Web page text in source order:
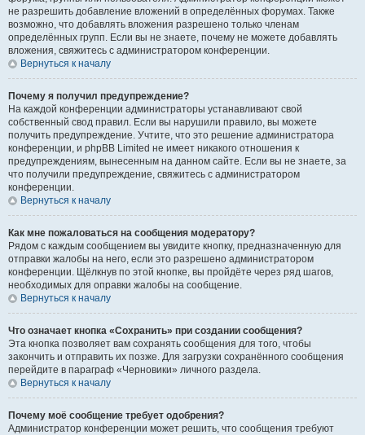
не разрешить добавление вложений в определённых форумах. Также
возможно, что добавлять вложения разрешено только членам
определённых групп. Если вы не знаете, почему не можете добавлять
вложения, свяжитесь с администратором конференции.
Вернуться к началу
Почему я получил предупреждение?
На каждой конференции администраторы устанавливают свой
собственный свод правил. Если вы нарушили правило, вы можете
получить предупреждение. Учтите, что это решение администратора
конференции, и phpBB Limited не имеет никакого отношения к
предупреждениям, вынесенным на данном сайте. Если вы не знаете, за
что получили предупреждение, свяжитесь с администратором
конференции.
Вернуться к началу
Как мне пожаловаться на сообщения модератору?
Рядом с каждым сообщением вы увидите кнопку, предназначенную для
отправки жалобы на него, если это разрешено администратором
конференции. Щёлкнув по этой кнопке, вы пройдёте через ряд шагов,
необходимых для оправки жалобы на сообщение.
Вернуться к началу
Что означает кнопка «Сохранить» при создании сообщения?
Эта кнопка позволяет вам сохранять сообщения для того, чтобы
закончить и отправить их позже. Для загрузки сохранённого сообщения
перейдите в параграф «Черновики» личного раздела.
Вернуться к началу
Почему моё сообщение требует одобрения?
Администратор конференции может решить, что сообщения требуют